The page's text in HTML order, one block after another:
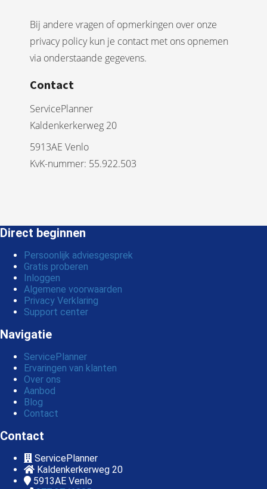
Bij andere vragen of opmerkingen over onze
privacy policy kun je contact met ons opnemen
via onderstaande gegevens.
Contact
ServicePlanner
Kaldenkerkerweg 20
5913AE Venlo
KvK-nummer: 55.922.503
Direct beginnen
Persoonlijk adviesgesprek
Gratis proberen
Inloggen
Algemene voorwaarden
Privacy Verklaring
Support center
Navigatie
ServicePlanner
Ervaringen van klanten
Over ons
Aanbod
Blog
Contact
Contact
ServicePlanner
Kaldenkerkerweg 20
5913AE Venlo